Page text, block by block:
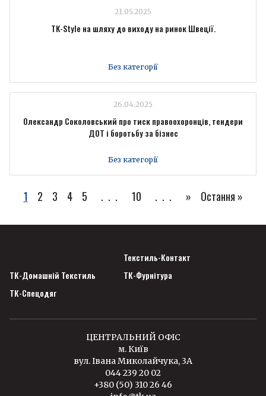
21.05.2025
TK-Style на шляху до виходу на ринок Швеції.
Без категорії
26.04.2025
Олександр Соколовський про тиск правоохоронців, тендери
ДОТ і боротьбу за бізнес
Без категорії
1 2 3 4 5 ... 10 ... » Остання »
Текстиль-Контакт
ТК-Домашній Текстиль
ТК-Фурнітура
ТК-Спецодяг
ЦЕНТРАЛЬНИЙ ОФІС
м. Київ
вул. Івана Миколайчука, 3А
044 239 20 02
+380 (50) 310 26 46